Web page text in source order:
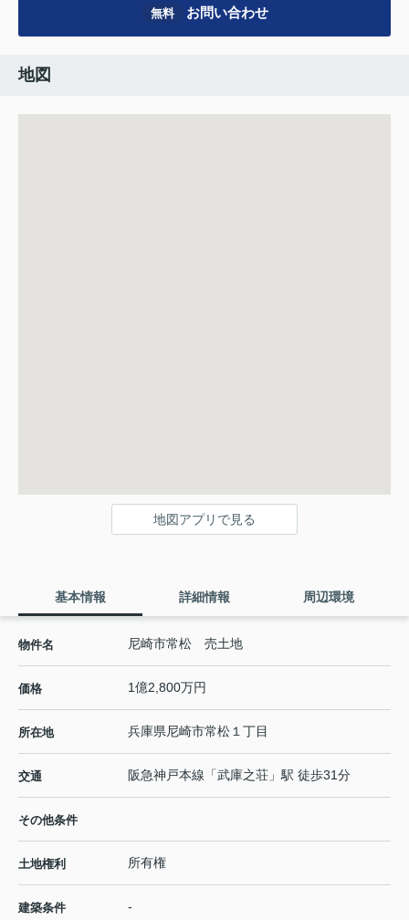
無料 お問い合わせ
地図
地図アプリで見る
基本情報 詳細情報 周辺環境
物件名 尼崎市常松 売土地
価格 1億2,800万円
所在地 兵庫県尼崎市常松 １丁目
交通 阪急神戸本線 「武庫之荘 」駅 徒歩31分
その他条件
土地権利 所有権
建築条件 -